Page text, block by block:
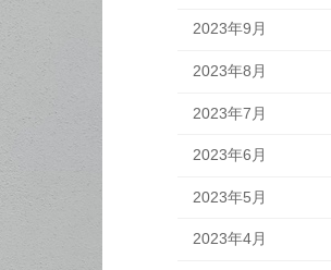
2023年9月
2023年8月
2023年7月
2023年6月
2023年5月
2023年4月